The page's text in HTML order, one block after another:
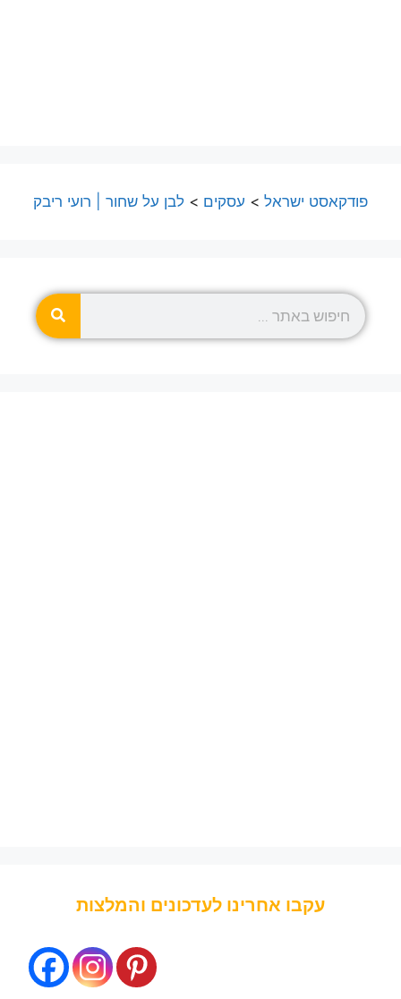
פודקאסט ישראל > עסקים > לבן על שחור | רועי ריבק
עקבו אחרינו לעדכונים והמלצות